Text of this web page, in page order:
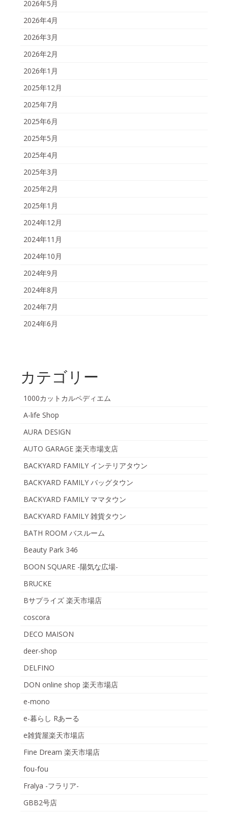
2026年5月
2026年4月
2026年3月
2026年2月
2026年1月
2025年12月
2025年7月
2025年6月
2025年5月
2025年4月
2025年3月
2025年2月
2025年1月
2024年12月
2024年11月
2024年10月
2024年9月
2024年8月
2024年7月
2024年6月
カテゴリー
1000カットカルペディエム
A-life Shop
AURA DESIGN
AUTO GARAGE 楽天市場支店
BACKYARD FAMILY インテリアタウン
BACKYARD FAMILY バッグタウン
BACKYARD FAMILY ママタウン
BACKYARD FAMILY 雑貨タウン
BATH ROOM バスルーム
Beauty Park 346
BOON SQUARE -陽気な広場-
BRUCKE
Bサプライズ 楽天市場店
coscora
DECO MAISON
deer-shop
DELFINO
DON online shop 楽天市場店
e-mono
e-暮らし Rあーる
e雑貨屋楽天市場店
Fine Dream 楽天市場店
fou-fou
Fralya -フラリア-
GBB2号店